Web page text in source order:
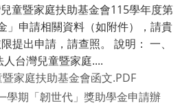
童暨家庭扶助基金會115學年度第
」申請相關資料（如附件），請貴
提出申請，請查照。 說明： 一、
台灣兒童暨家庭....
家庭扶助基金會函文.PDF
學期「韌世代」獎助學金申請辦